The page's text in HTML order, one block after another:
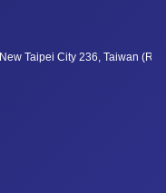
Taipei City 236, Taiwan